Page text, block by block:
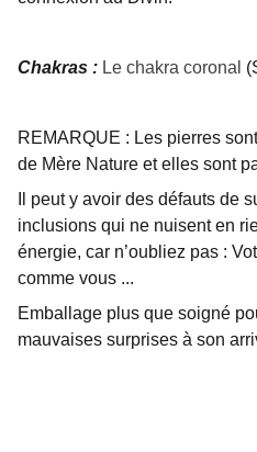
Chakras : Le chakra coronal
REMARQUE : Les pierres
de Mère Nature et elles sont
Il peut y avoir des défauts de
inclusions qui ne nuisent en
énergie, car n’oubliez pas :
comme vous ...
Emballage plus que soigné
mauvaises surprises à son